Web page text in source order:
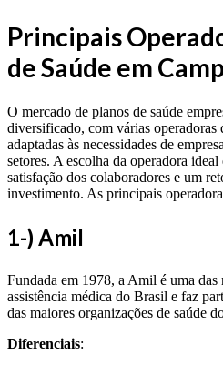
Principais
de Saúde em
O mercado de planos de saúde
diversificado, com várias operadoras
adaptadas às necessidades de
setores. A escolha da operadora
satisfação dos colaboradores e um
investimento. As principais
1-) Amil
Fundada em 1978, a Amil é uma das
assistência médica do Brasil e faz
das maiores organizações de saúde
Diferenciais: